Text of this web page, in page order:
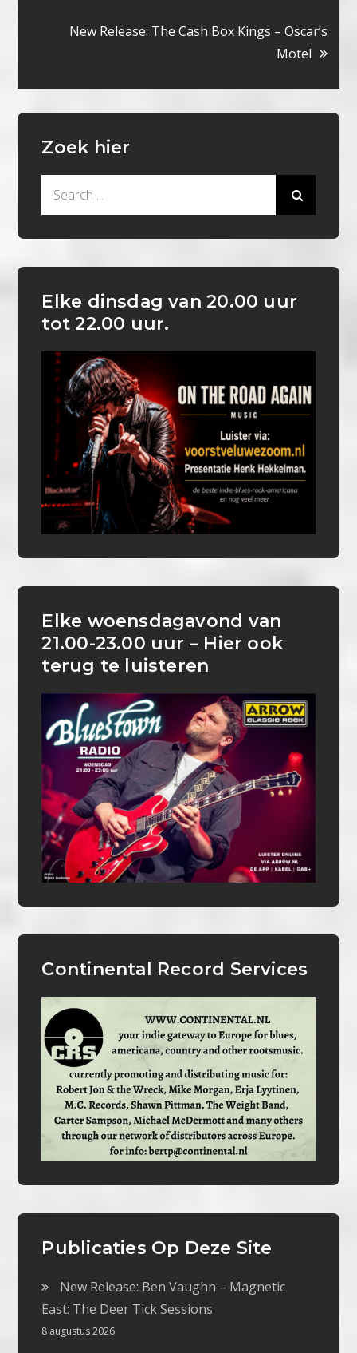
navigatie
New Release: The Cash Box Kings – Oscar’s
Motel
Zoek hier
Elke dinsdag van 20.00 uur
tot 22.00 uur.
Elke woensdagavond van
21.00-23.00 uur – Hier ook
terug te luisteren
Continental Record Services
Publicaties Op Deze Site
New Release: Ben Vaughn – Magnetic
East: The Deer Tick Sessions
8 augustus 2026